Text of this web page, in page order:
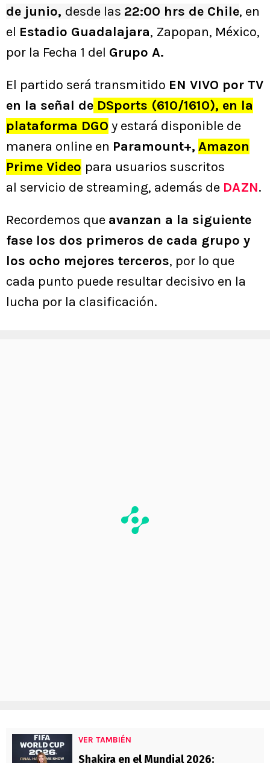
de junio, desde las 22:00 hrs de Chile, en
el Estadio Guadalajara, Zapopan, México,
por la Fecha 1 del Grupo A.
El partido será transmitido EN VIVO por TV
en la señal de DSports (610/1610), en la
plataforma DGO y estará disponible de
manera online en Paramount+, Amazon
Prime Video para usuarios suscritos
al servicio de streaming, además de DAZN.
Recordemos que avanzan a la siguiente
fase los dos primeros de cada grupo y
los ocho mejores terceros, por lo que
cada punto puede resultar decisivo en la
lucha por la clasificación.
VER TAMBIÉN
Shakira en el Mundial 2026: